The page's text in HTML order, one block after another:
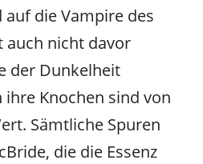
auf die Vampire des
auch nicht davor
der Dunkelheit
Knochen sind von
Sämtliche Spuren
die die Essenz